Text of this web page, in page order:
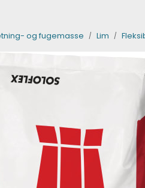
og fugemasse Lim